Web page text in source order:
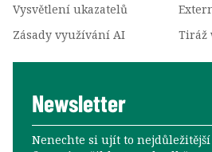
Vysvětlení ukazatelů
Zásady využívání AI
Tiráž
Newsletter
Nenechte si ujít to nejdůležitější